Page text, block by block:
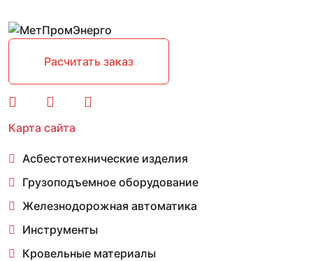
Расчитать заказ
Карта сайта
Асбестотехнические изделия
Грузоподъемное оборудование
Железнодорожная автоматика
Инструменты
Кровельные материалы